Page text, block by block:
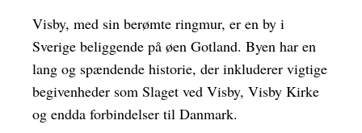
Visby, med sin berømte ringmur, er en by i
Sverige beliggende på øen Gotland. Byen har en
lang og spændende historie, der inkluderer vigtige
begivenheder som Slaget ved Visby, Visby Kirke
og endda forbindelser til Danmark.